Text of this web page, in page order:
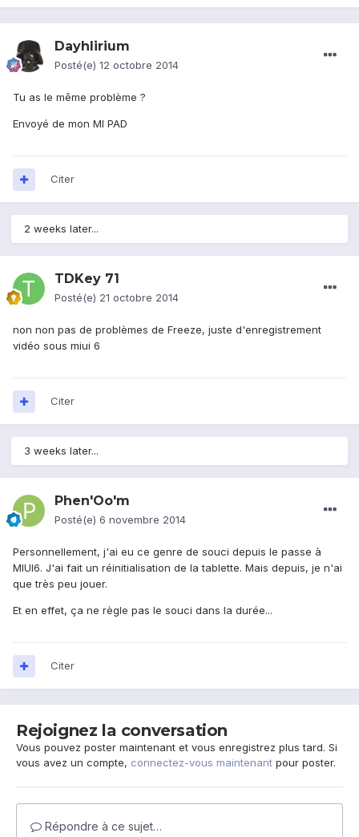
Dayhlirium
Posté(e) 12 octobre 2014
Tu as le même problème ?
Envoyé de mon MI PAD
Citer
2 weeks later...
TDKey 71
Posté(e) 21 octobre 2014
non non pas de problèmes de Freeze, juste d'enregistrement
vidéo sous miui 6
Citer
3 weeks later...
Phen'Oo'm
Posté(e) 6 novembre 2014
Personnellement, j'ai eu ce genre de souci depuis le passe à
MIUI6. J'ai fait un réinitialisation de la tablette. Mais depuis, je n'ai
que très peu jouer.
Et en effet, ça ne règle pas le souci dans la durée...
Citer
Rejoignez la conversation
Vous pouvez poster maintenant et vous enregistrez plus tard. Si
vous avez un compte, connectez-vous maintenant pour poster.
Répondre à ce sujet…